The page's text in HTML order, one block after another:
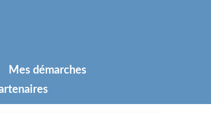
Mes démarches